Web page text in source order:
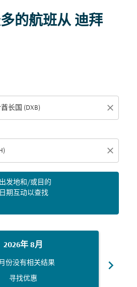
的航班从 迪拜
close
close
发地和/或目的
期互动以查找
发地和/或目的地）或与下面的各
2026年 8月
份没有相关结果
寻找优惠
chevron_right